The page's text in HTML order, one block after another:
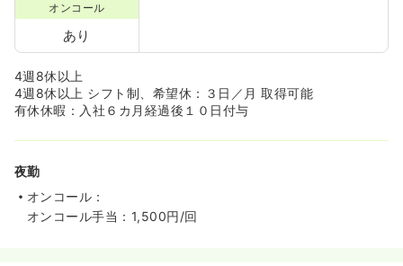
オンコール
あり
4週8休以上
4週8休以上 シフト制、希望休：３日／月 取得可能
有休休暇：入社６カ月経過後１０日付与
夜勤
オンコール：
オンコール手当：1,500円/回